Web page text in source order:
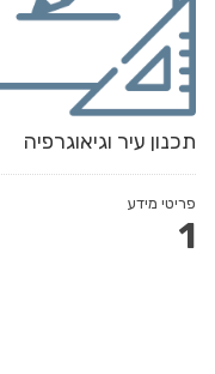
תכנון עיר וגיאוגרפיה
פריטי מידע
1